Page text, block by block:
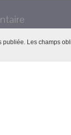
publiée. Les champs